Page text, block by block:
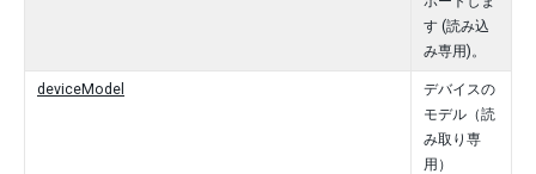
す (読み込
み専用)。
deviceModel
デバイスの
モデル（読
み取り専
用）